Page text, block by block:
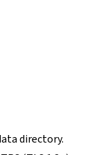
directory.